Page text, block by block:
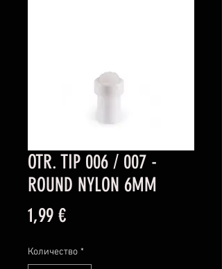
OTR. TIP 006 / 007 -
ROUND NYLON 6MM
1,99 €Цена
Количество *